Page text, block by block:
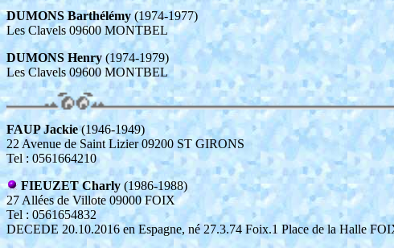
DUMONS Barthélémy (1974-1977)
Les Clavels 09600 MONTBEL
DUMONS Henry (1974-1979)
Les Clavels 09600 MONTBEL
FAUP Jackie(1946-1949)
22 Avenue de Saint Lizier 09200 ST GIRONS
Tel : 0561664210
FIEUZET Charly (1986-1988)
27 Allées de Villote 09000 FOIX
Tel : 0561654832
DECEDE 20.10.2016 en Espagne, né 27.3.74 Foix.1 Place de la Halle